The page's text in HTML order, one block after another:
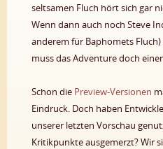
seltsamen Fluch hört sich gar
Wenn dann auch noch Steve
anderem für Baphomets
muss das Adventure doch
Schon die Preview-Versionen
Eindruck. Doch haben
unserer letzten Vorschau
Kritikpunkte ausgemerzt? Wir